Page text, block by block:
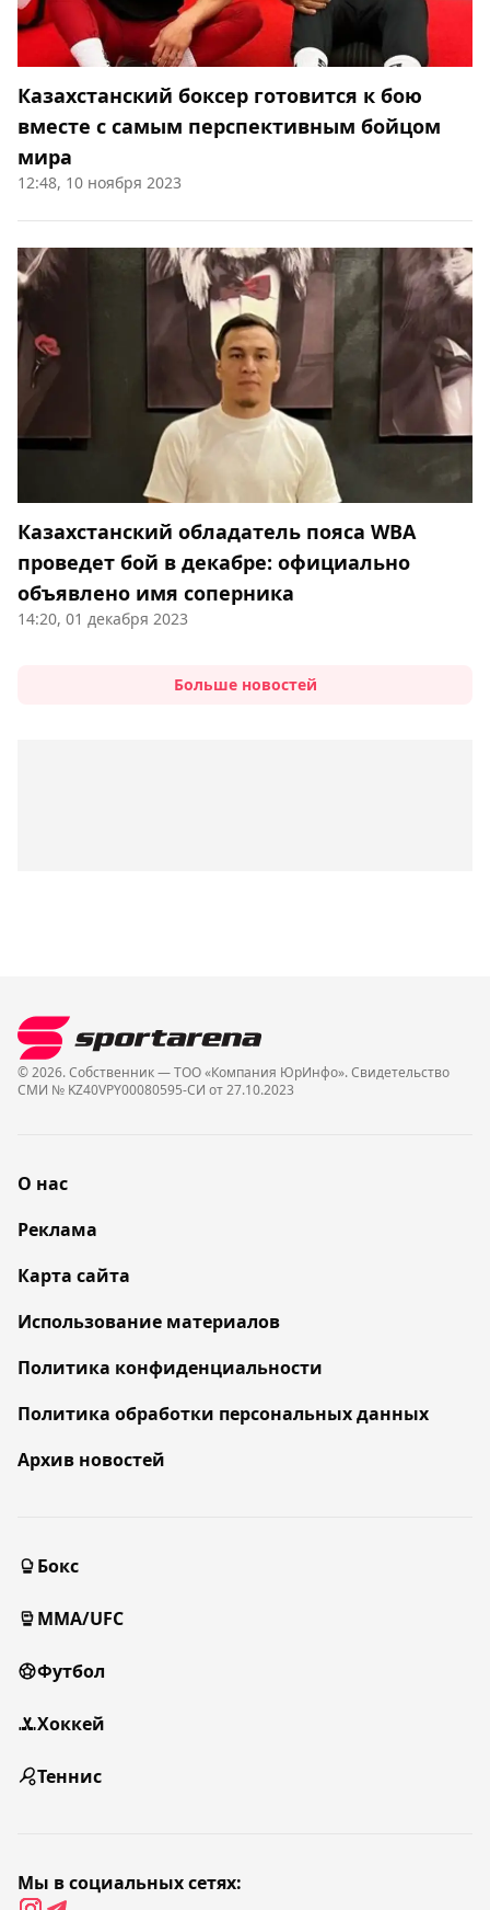
Казахстанский боксер готовится к бою
вместе с самым перспективным бойцом
мира
12:48, 10 ноября 2023
Казахстанский обладатель пояса WBA
проведет бой в декабре: официально
объявлено имя соперника
14:20, 01 декабря 2023
Больше новостей
© 2026. Собственник — ТОО «Компания ЮрИнфо». Cвидетельство
СМИ № KZ40VPY00080595-СИ от 27.10.2023
О нас
Реклама
Карта сайта
Использование материалов
Политика конфиденциальности
Политика обработки персональных данных
Архив новостей
Бокс
MMA/UFC
Футбол
Хоккей
Теннис
Мы в социальных сетях: